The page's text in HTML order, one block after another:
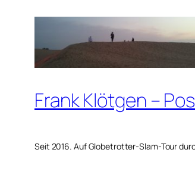
springen
Frank Klötgen –
Seit 2016. Auf Globetrotter-Slam-Tour